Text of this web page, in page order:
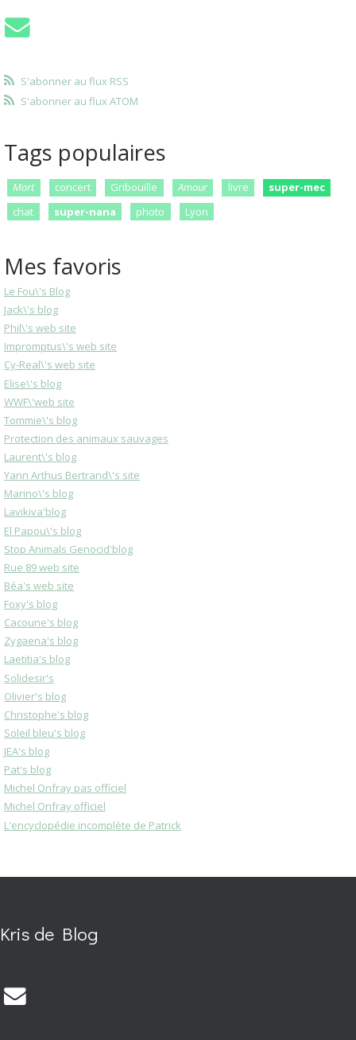
S'abonner au flux RSS
S'abonner au flux ATOM
Tags populaires
Mort concert Gribouille Amour livre
super-mec
chat
super-nana photo Lyon
Mes favoris
Le Fou\'s Blog
Jack\'s blog
Phil\'s web site
Impromptus\'s web site
Cy-Real\'s web site
Elise\'s blog
WWF\'web site
Tommie\'s blog
Protection des animaux sauvages
Laurent\'s blog
Yann Arthus Bertrand\'s site
Marino\'s blog
Lavikiva'blog
El Papou\'s blog
Stop Animals Genocid'blog
Rue 89 web site
Béa's web site
Foxy's blog
Cacoune's blog
Zygaena's blog
Laetitia's blog
Solidesir's
Olivier's blog
Christophe's blog
Soleil bleu's blog
JEA's blog
Pat's blog
Michel Onfray pas officiel
Michel Onfray officiel
L'encyclopédie incomplète de Patrick
Kris de Blog